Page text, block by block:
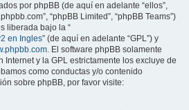
por phpBB (de aquí en adelante “ellos”,
“phpBB Limited”, “phpBB Teams”)
liberada bajo la “
en Ingles” (de aquí en adelante “GPL”) y
. El software phpBB solamente
y la GPL estrictamente los excluye de
como conductas y/o contenido
sobre phpBB, por favor visite: